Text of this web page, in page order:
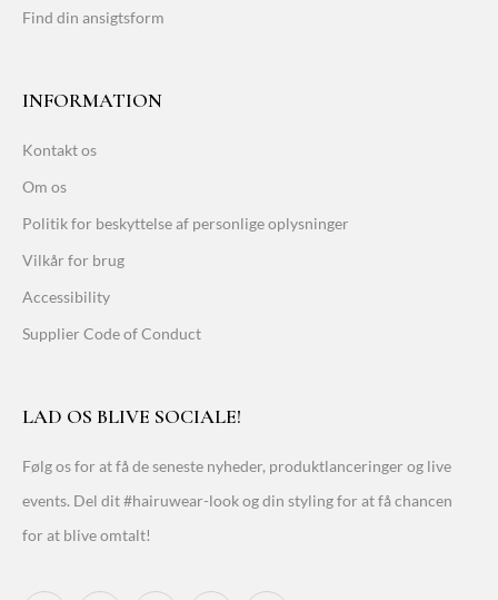
Find din ansigtsform
INFORMATION
Kontakt os
Om os
Politik for beskyttelse af personlige oplysninger
Vilkår for brug
Accessibility
Supplier Code of Conduct
LAD OS BLIVE SOCIALE!
Følg os for at få de seneste nyheder, produktlanceringer og live
events. Del dit #hairuwear-look og din styling for at få chancen
for at blive omtalt!